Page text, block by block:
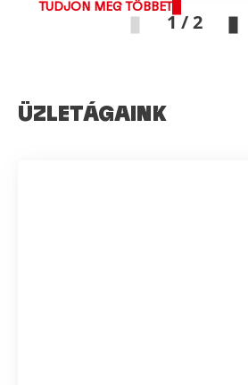
TUDJON MEG TÖBBET
1 / 2
ÜZLETÁGAINK